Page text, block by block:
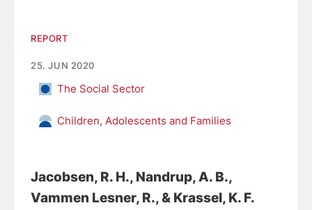
REPORT
25. JUN 2020
The Social Sector
Children, Adolescents and Families
Jacobsen, R. H., Nandrup, A. B.,
Vammen Lesner, R., & Krassel, K. F.